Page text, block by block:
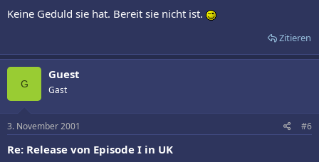
Keine Geduld sie hat. Bereit sie nicht ist.
Zitieren
G
Guest
Gast
3. November 2001 #6
Re: Release von Episode I in UK